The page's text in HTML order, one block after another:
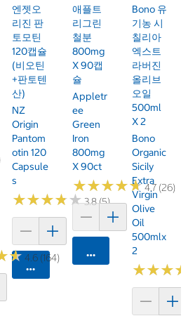
★
★4.6 (164)
엔젯오
리진 판
토모틴
120캡슐
(비오틴
+판토텐
산)
NZ
Origin
Pantom
Otin 120
Capsule
S
★★★★★
★★★★★3.8 (5)
카트에 담기
애플트
리그린
철분
800mg
X 90캡
슐
Appletr
Ee
Green
Iron
800mg
X 90ct
★★★★★
★★★★★4.7 (26)
카트에 담기
Bono 유
기농 시
칠리아
엑스트
라버진
올리브
오일
500ml
X 2
Bono
Organic
Sicily
Extra
Virgin
Olive
Oil
500mlx
2
★★★
★★★